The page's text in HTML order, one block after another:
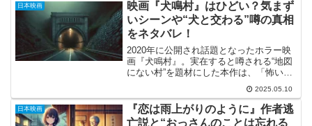
日本映画
映画『犬鳴村』はひどい？気まず
いシーンや“犬と交わる”噂の真相
をネタバレ！
2020年に公開され話題となったホラー映
画『犬鳴村』。実在すると噂される“地図
にない村”を題材にした本作は、「怖い」
だけでなく「ひどい」「気まずいシーン
が多すぎる」と、さまざまな感想が飛び
交っています😱特にネットでは、「犬と
交わる」「犬と人...
2025.05.10
日本映画
『恋は雨上がりのように』作者逃
亡説と“おっさんのことは忘れる